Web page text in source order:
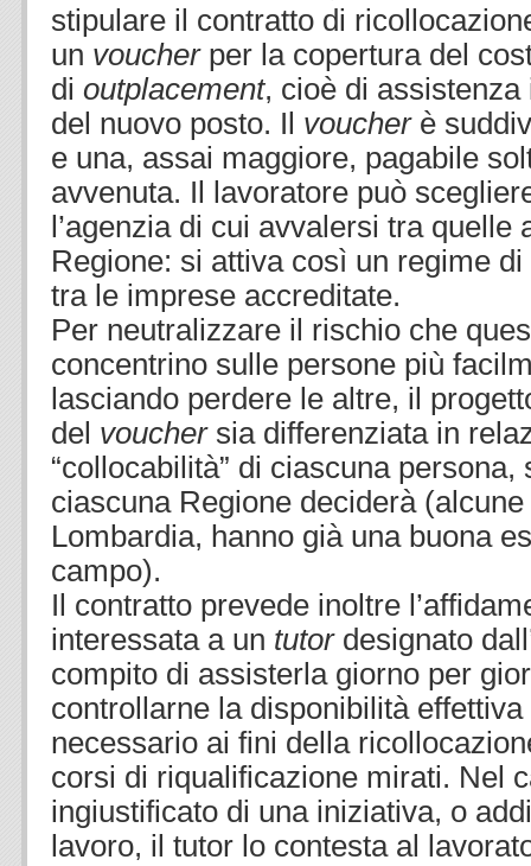
stipulare il contratto di
un voucherper la copertura del
di outplacement, cioè di
del nuovo posto. Il voucherè
e una, assai maggiore, pagabile
avvenuta. Il lavoratore può
l’agenzia di cui avvalersi tra
Regione: si attiva così un regime
tra le imprese accreditate.
Per neutralizzare il rischio che
concentrino sulle persone più
lasciando perdere le altre, il
del vouchersia differenziata in
“collocabilità” di ciascuna
ciascuna Regione deciderà
Lombardia, hanno già una buona
campo).
Il contratto prevede inoltre
interessata a un tutordesignato
compito di assisterla giorno per
controllarne la disponibilità
necessario ai fini della
corsi di riqualificazione mirati. Nel
ingiustificato di una iniziativa, o
lavoro, il tutor lo contesta al